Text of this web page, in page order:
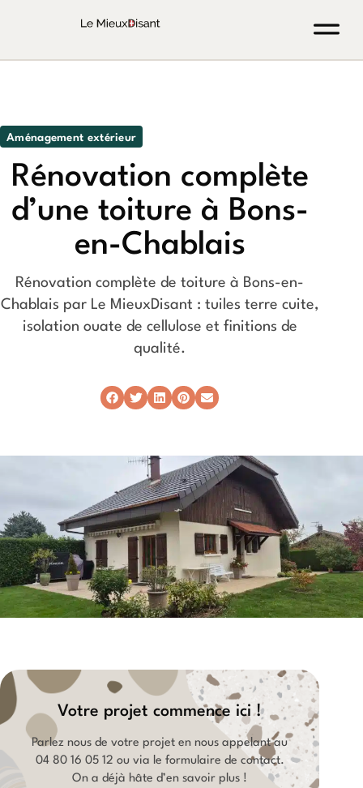
Aménagement extérieur
Rénovation complète
d’une toiture à Bons-
en-Chablais
Rénovation complète de toiture à Bons-en-
Chablais par Le MieuxDisant : tuiles terre cuite,
isolation ouate de cellulose et finitions de
qualité.
Votre projet commence ici !
Parlez nous de votre projet en nous appelant au
04 80 16 05 12 ou via le formulaire de contact.
On a déjà hâte d’en savoir plus !